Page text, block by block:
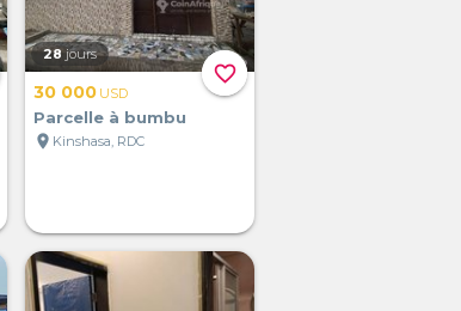
favorite_border
28 jours
30 000 USD
Parcelle à bumbu
location_on Kinshasa, RDC